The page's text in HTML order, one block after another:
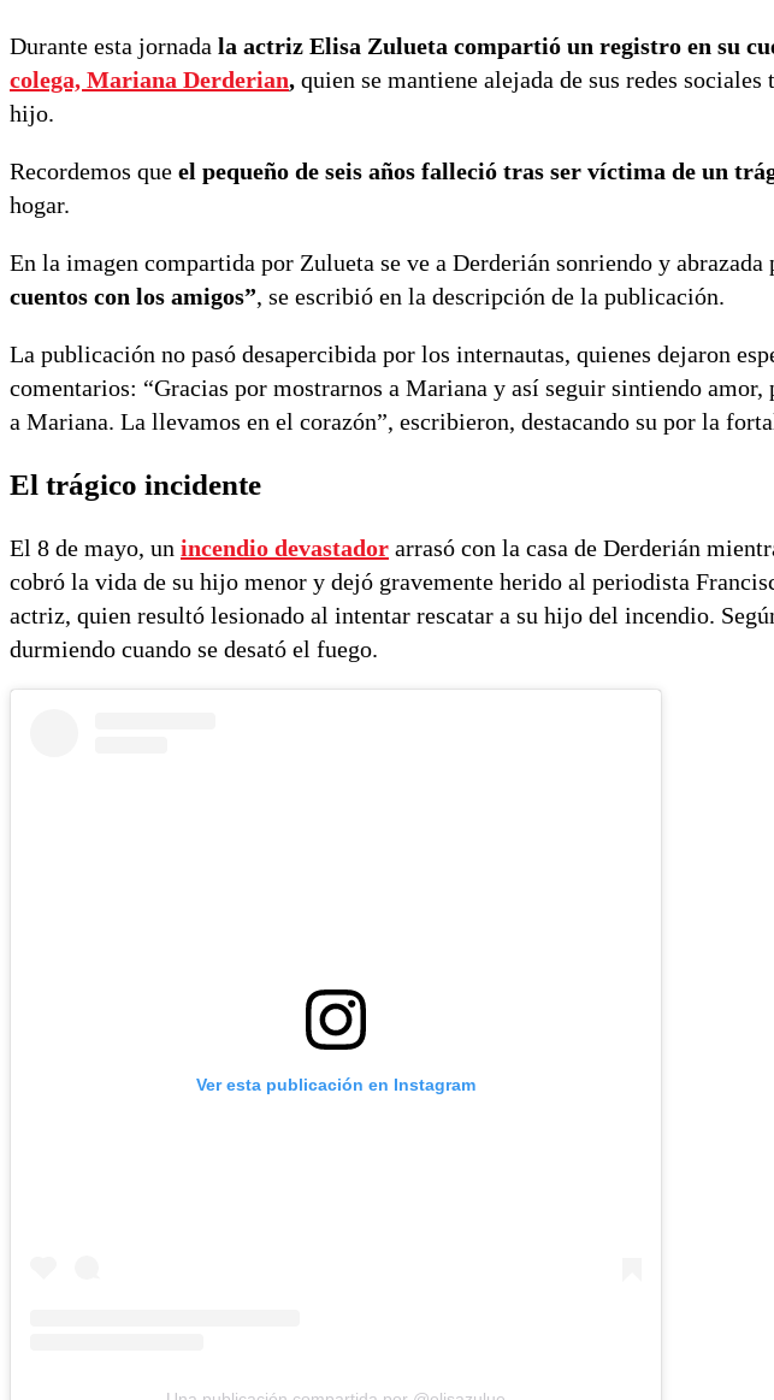
Durante esta jornada la actriz Elisa Zulueta compartió un registro en su
colega, Mariana Derderian, quien se mantiene alejada de sus redes
hijo.
Recordemos que el pequeño de seis años falleció tras ser víctima de un
hogar.
En la imagen compartida por Zulueta se ve a Derderián sonriendo y abrazada
cuentos con los amigos”, se escribió en la descripción de la publicación.
La publicación no pasó desapercibida por los internautas, quienes dejaron
comentarios: “Gracias por mostrarnos a Mariana y así seguir sintiendo
a Mariana. La llevamos en el corazón”, escribieron, destacando su por la
El trágico incidente
El 8 de mayo, un incendio devastador arrasó con la casa de Derderián
cobró la vida de su hijo menor y dejó gravemente herido al periodista
actriz, quien resultó lesionado al intentar rescatar a su hijo del incendio.
durmiendo cuando se desató el fuego.
Ver esta publicación en Instagram